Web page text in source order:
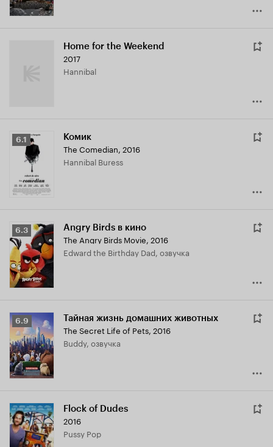
Home for the Weekend
2017
Hannibal
Рейтинг
Кинопоиска
6.1
6.1 Комик
The Comedian, 2016
Hannibal Buress
Рейтинг
Кинопоиска
6.3
6.3 Angry Birds в кино
The Angry Birds Movie, 2016
Edward the Birthday Dad, озвучка
Рейтинг
Кинопоиска
6.9
6.9 Тайная жизнь домашних животных
The Secret Life of Pets, 2016
Buddy, озвучка
Flock of Dudes
2016
Pussy Pop